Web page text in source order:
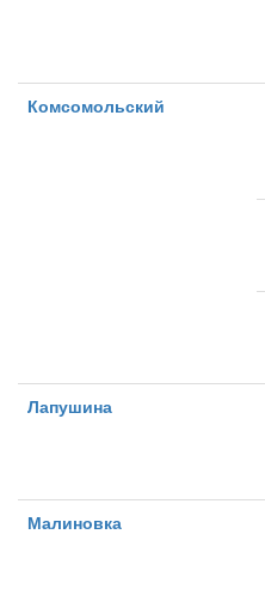
Комсомольский
Лапушина
Малиновка